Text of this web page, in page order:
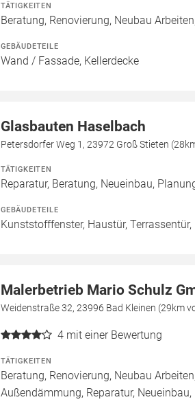
TÄTIGKEITEN
Beratung, Renovierung, Neubau
GEBÄUDETEILE
Wand / Fassade, Kellerdecke
Glasbauten Haselbach
Petersdorfer Weg 1, 23972 Groß Stieten
TÄTIGKEITEN
Reparatur, Beratung, Neueinbau,
GEBÄUDETEILE
Kunststofffenster, Haustür,
Malerbetrieb Mario Schulz
Weidenstraße 32, 23996 Bad Kleinen (29km
4 mit einer Bewertung
TÄTIGKEITEN
Beratung, Renovierung, Neubau
Außendämmung, Reparatur,